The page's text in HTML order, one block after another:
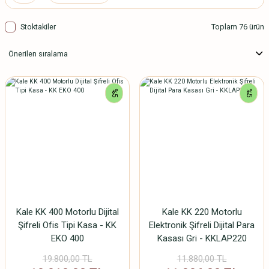
Stoktakiler Toplam 76 ürün
%5
Kale KK 400 Motorlu Dijital
Şifreli Ofis Tipi Kasa - KK
EKO 400
19.800,00 TL
%5
Kale KK 220 Motorlu
Elektronik Şifreli Dijital Para
Kasası Gri - KKLAP220
11.880,00 TL